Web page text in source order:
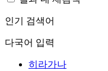
인기 검색어
다국어 입력
히라가나